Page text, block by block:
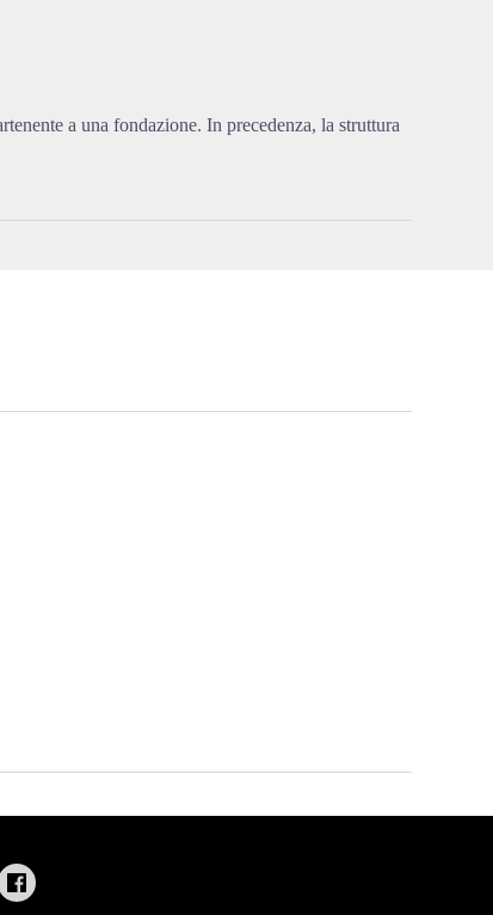
a una fondazione. In precedenza, la struttura